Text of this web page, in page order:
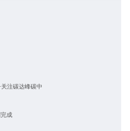
注碳达峰碳中
成